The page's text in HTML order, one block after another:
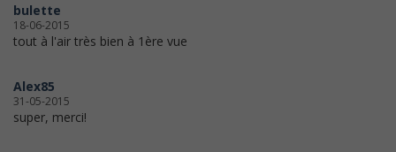
bulette
18-06-2015
tout à l'air très bien à 1ère vue
Alex85
31-05-2015
super, merci!